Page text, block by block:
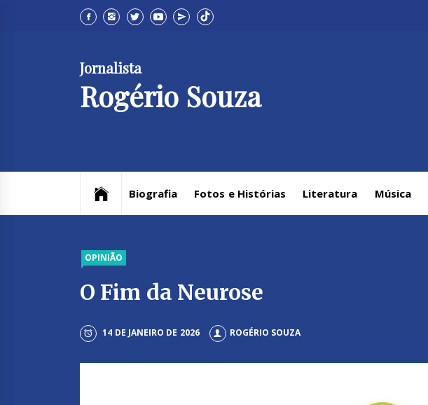
Jornalista
Rogério Souza
Biografia Fotos e Histórias Literatura Música
OPINIÃO
O Fim da Neurose
14 DE JANEIRO DE 2026 ROGÉRIO SOUZA